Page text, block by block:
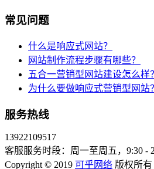
常见问题
什么是响应式网站？
网站制作流程步骤有哪些？
五合一营销型网站建设怎么样？
为什么要做响应式营销型网站？
服务热线
13922109517
客服服务时段：周一至周五，9:30 -
Copyright © 2019 可乎网络 版权所